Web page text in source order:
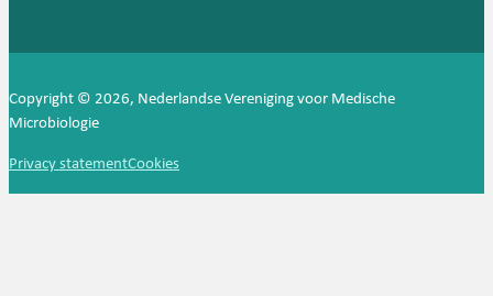
Copyright © 2026, Nederlandse Vereniging voor Medische
Microbiologie
Privacy statementCookies